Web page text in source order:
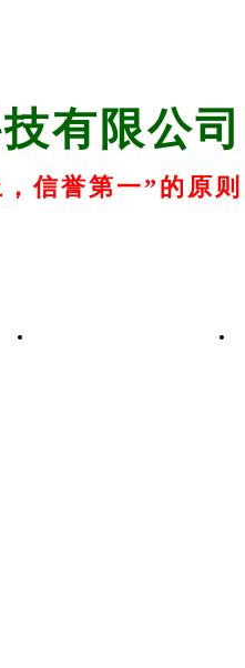
有限公司
信誉第一”的原则